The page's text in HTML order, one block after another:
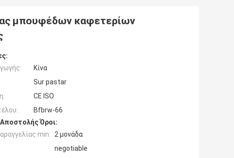
μπουφέδων καφετερίων
Κίνα
Sur pastar
CE ISO
Bfbrw-66
Όροι:
min: 2 μονάδα
negotiable